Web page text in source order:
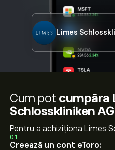
Limes
Cum pot cumpăra
Schlosskliniken
Pentru a achiziționa Limes
01
Creează un cont eToro: